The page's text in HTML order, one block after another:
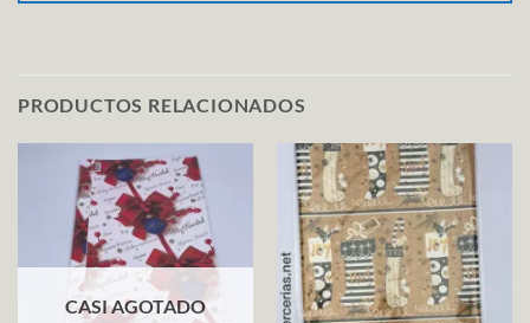
PRODUCTOS RELACIONADOS
CASI AGOTADO